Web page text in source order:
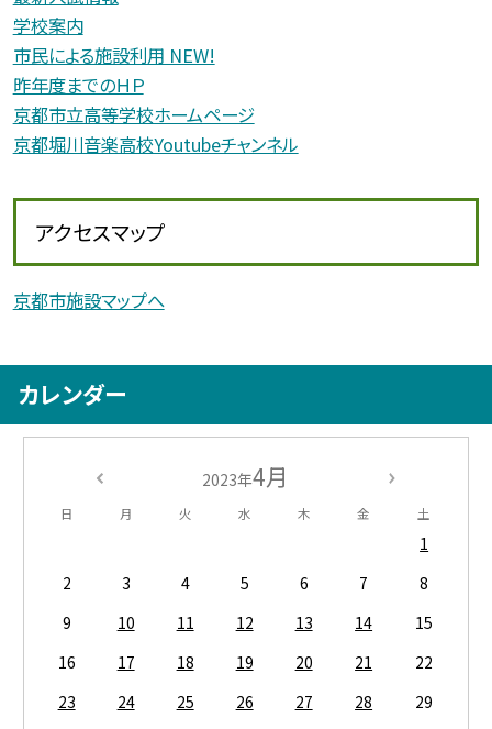
学校案内
市民による施設利用 NEW!
昨年度までのＨＰ
京都市立高等学校ホームページ
京都堀川音楽高校Youtubeチャンネル
アクセスマップ
京都市施設マップへ
カレンダー
2023年4月
日 月 火 水 木 金 土
1
2
3 4 5 6 7
8
9
10 11 12 13 14
15
16
17 18 19 20 21
22
23
24 25 26 27 28
29